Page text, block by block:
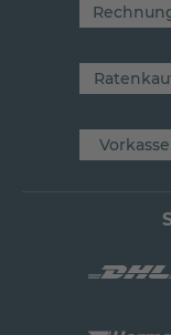
Vorkasse